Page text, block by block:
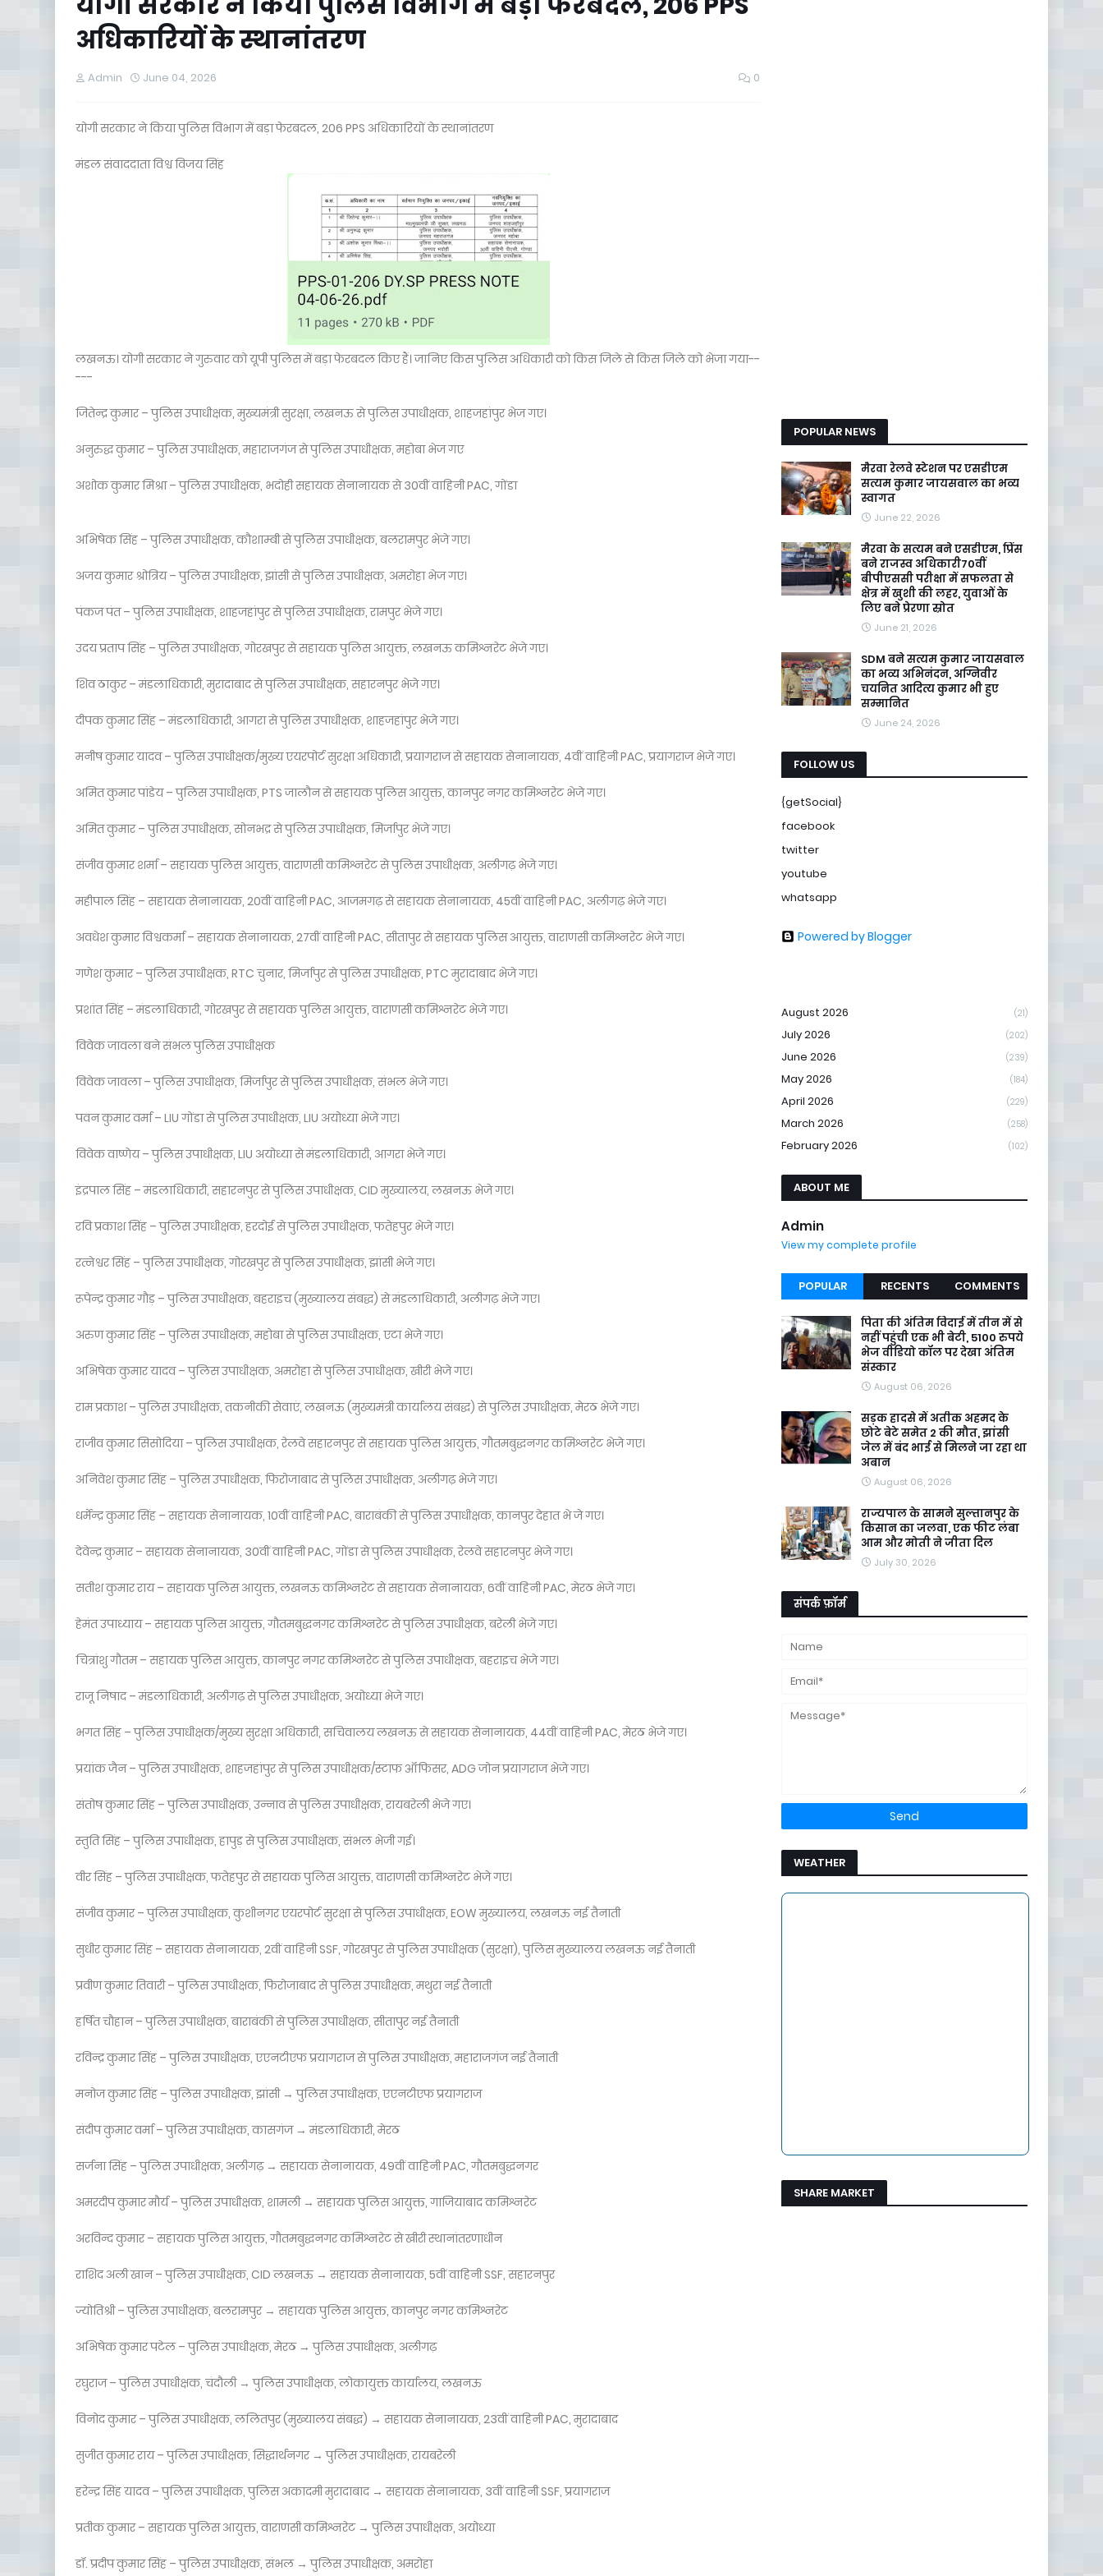
अधिकारियों के स्थानांतरण
Admin June 04, 2026 0
योगी सरकार ने किया पुलिस विभाग में बड़ा फेरबदल, 206 PPS अधिकारियों के स्थानांतरण
मंडल संवाददाता विश्व विजय सिंह
लखनऊ। योगी सरकार ने गुरुवार को यूपी पुलिस में बड़ा फेरबदल किए हैं। जानिए किस पुलिस अधिकारी को किस जिले से किस जिले को भेजा गया--
---
जितेन्द्र कुमार – पुलिस उपाधीक्षक, मुख्यमंत्री सुरक्षा, लखनऊ से पुलिस उपाधीक्षक, शाहजहांपुर भेज गए।
अनुरुद्ध कुमार – पुलिस उपाधीक्षक, महाराजगंज से पुलिस उपाधीक्षक, महोबा भेज गए
अशोक कुमार मिश्रा – पुलिस उपाधीक्षक, भदोही सहायक सेनानायक से 30वीं वाहिनी PAC, गोंडा
अभिषेक सिंह – पुलिस उपाधीक्षक, कौशाम्बी से पुलिस उपाधीक्षक, बलरामपुर भेजे गए।
अजय कुमार श्रोत्रिय – पुलिस उपाधीक्षक, झांसी से पुलिस उपाधीक्षक, अमरोहा भेज गए।
पंकज पंत – पुलिस उपाधीक्षक, शाहजहांपुर से पुलिस उपाधीक्षक, रामपुर भेजे गए।
उदय प्रताप सिंह – पुलिस उपाधीक्षक, गोरखपुर से सहायक पुलिस आयुक्त, लखनऊ कमिश्नरेट भेजे गए।
शिव ठाकुर – मंडलाधिकारी, मुरादाबाद से पुलिस उपाधीक्षक, सहारनपुर भेजे गए।
दीपक कुमार सिंह – मंडलाधिकारी, आगरा से पुलिस उपाधीक्षक, शाहजहांपुर भेजे गए।
मनीष कुमार यादव – पुलिस उपाधीक्षक/मुख्य एयरपोर्ट सुरक्षा अधिकारी, प्रयागराज से सहायक सेनानायक, 4वीं वाहिनी PAC, प्रयागराज भेजे गए।
अमित कुमार पांडेय – पुलिस उपाधीक्षक, PTS जालौन से सहायक पुलिस आयुक्त, कानपुर नगर कमिश्नरेट भेजे गए।
अमित कुमार – पुलिस उपाधीक्षक, सोनभद्र से पुलिस उपाधीक्षक, मिर्जापुर भेजे गए।
संजीव कुमार शर्मा – सहायक पुलिस आयुक्त, वाराणसी कमिश्नरेट से पुलिस उपाधीक्षक, अलीगढ़ भेजे गए।
महीपाल सिंह – सहायक सेनानायक, 20वीं वाहिनी PAC, आजमगढ़ से सहायक सेनानायक, 45वीं वाहिनी PAC, अलीगढ़ भेजे गए।
अवधेश कुमार विश्वकर्मा – सहायक सेनानायक, 27वीं वाहिनी PAC, सीतापुर से सहायक पुलिस आयुक्त, वाराणसी कमिश्नरेट भेजे गए।
गणेश कुमार – पुलिस उपाधीक्षक, RTC चुनार, मिर्जापुर से पुलिस उपाधीक्षक, PTC मुरादाबाद भेजे गए।
प्रशांत सिंह – मंडलाधिकारी, गोरखपुर से सहायक पुलिस आयुक्त, वाराणसी कमिश्नरेट भेजे गए।
विवेक जावला बने संभल पुलिस उपाधीक्षक
विवेक जावला – पुलिस उपाधीक्षक, मिर्जापुर से पुलिस उपाधीक्षक, संभल भेजे गए।
पवन कुमार वर्मा – LIU गोंडा से पुलिस उपाधीक्षक, LIU अयोध्या भेजे गए।
विवेक वाष्णेय – पुलिस उपाधीक्षक, LIU अयोध्या से मंडलाधिकारी, आगरा भेजे गए।
इंद्रपाल सिंह – मंडलाधिकारी, सहारनपुर से पुलिस उपाधीक्षक, CID मुख्यालय, लखनऊ भेजे गए।
रवि प्रकाश सिंह – पुलिस उपाधीक्षक, हरदोई से पुलिस उपाधीक्षक, फतेहपुर भेजे गए।
रत्नेश्वर सिंह – पुलिस उपाधीक्षक, गोरखपुर से पुलिस उपाधीक्षक, झांसी भेजे गए।
रूपेन्द्र कुमार गौड़ – पुलिस उपाधीक्षक, बहराइच (मुख्यालय संबद्ध) से मंडलाधिकारी, अलीगढ़ भेजे गए।
अरुण कुमार सिंह – पुलिस उपाधीक्षक, महोबा से पुलिस उपाधीक्षक, एटा भेजे गए।
अभिषेक कुमार यादव – पुलिस उपाधीक्षक, अमरोहा से पुलिस उपाधीक्षक, खीरी भेजे गए।
राम प्रकाश – पुलिस उपाधीक्षक, तकनीकी सेवाएं, लखनऊ (मुख्यमंत्री कार्यालय संबद्ध) से पुलिस उपाधीक्षक, मेरठ भेजे गए।
राजीव कुमार सिसोदिया – पुलिस उपाधीक्षक, रेलवे सहारनपुर से सहायक पुलिस आयुक्त, गौतमबुद्धनगर कमिश्नरेट भेजे गए।
अनिवेश कुमार सिंह – पुलिस उपाधीक्षक, फिरोजाबाद से पुलिस उपाधीक्षक, अलीगढ़ भेजे गए।
धर्मेन्द्र कुमार सिंह – सहायक सेनानायक, 10वीं वाहिनी PAC, बाराबंकी से पुलिस उपाधीक्षक, कानपुर देहात भे जे गए।
देवेन्द्र कुमार – सहायक सेनानायक, 30वीं वाहिनी PAC, गोंडा से पुलिस उपाधीक्षक, रेलवे सहारनपुर भेजे गए।
सतीश कुमार राय – सहायक पुलिस आयुक्त, लखनऊ कमिश्नरेट से सहायक सेनानायक, 6वीं वाहिनी PAC, मेरठ भेजे गए।
हेमंत उपाध्याय – सहायक पुलिस आयुक्त, गौतमबुद्धनगर कमिश्नरेट से पुलिस उपाधीक्षक, बरेली भेजे गए।
चित्रांशु गौतम – सहायक पुलिस आयुक्त, कानपुर नगर कमिश्नरेट से पुलिस उपाधीक्षक, बहराइच भेजे गए।
राजू निषाद – मंडलाधिकारी, अलीगढ़ से पुलिस उपाधीक्षक, अयोध्या भेजे गए।
भगत सिंह – पुलिस उपाधीक्षक/मुख्य सुरक्षा अधिकारी, सचिवालय लखनऊ से सहायक सेनानायक, 44वीं वाहिनी PAC, मेरठ भेजे गए।
प्रयांक जैन – पुलिस उपाधीक्षक, शाहजहांपुर से पुलिस उपाधीक्षक/स्टाफ ऑफिसर, ADG जोन प्रयागराज भेजे गए।
संतोष कुमार सिंह – पुलिस उपाधीक्षक, उन्नाव से पुलिस उपाधीक्षक, रायबरेली भेजे गए।
स्तुति सिंह – पुलिस उपाधीक्षक, हापुड़ से पुलिस उपाधीक्षक, संभल भेजी गई।
वीर सिंह – पुलिस उपाधीक्षक, फतेहपुर से सहायक पुलिस आयुक्त, वाराणसी कमिश्नरेट भेजे गए।
संजीव कुमार – पुलिस उपाधीक्षक, कुशीनगर एयरपोर्ट सुरक्षा से पुलिस उपाधीक्षक, EOW मुख्यालय, लखनऊ नई तैनाती
सुधीर कुमार सिंह – सहायक सेनानायक, 2वीं वाहिनी SSF, गोरखपुर से पुलिस उपाधीक्षक (सुरक्षा), पुलिस मुख्यालय लखनऊ नई तैनाती
प्रवीण कुमार तिवारी – पुलिस उपाधीक्षक, फिरोजाबाद से पुलिस उपाधीक्षक, मथुरा नई तैनाती
हर्षित चौहान – पुलिस उपाधीक्षक, बाराबंकी से पुलिस उपाधीक्षक, सीतापुर नई तैनाती
रविन्द्र कुमार सिंह – पुलिस उपाधीक्षक, एएनटीएफ प्रयागराज से पुलिस उपाधीक्षक, महाराजगंज नई तैनाती
मनोज कुमार सिंह – पुलिस उपाधीक्षक, झांसी → पुलिस उपाधीक्षक, एएनटीएफ प्रयागराज
संदीप कुमार वर्मा – पुलिस उपाधीक्षक, कासगंज → मंडलाधिकारी, मेरठ
सर्जना सिंह – पुलिस उपाधीक्षक, अलीगढ़ → सहायक सेनानायक, 49वीं वाहिनी PAC, गौतमबुद्धनगर
अमरदीप कुमार मौर्य – पुलिस उपाधीक्षक, शामली → सहायक पुलिस आयुक्त, गाजियाबाद कमिश्नरेट
अरविन्द कुमार – सहायक पुलिस आयुक्त, गौतमबुद्धनगर कमिश्नरेट से खीरी स्थानांतरणाधीन
राशिद अली खान – पुलिस उपाधीक्षक, CID लखनऊ → सहायक सेनानायक, 5वीं वाहिनी SSF, सहारनपुर
ज्योतिश्री – पुलिस उपाधीक्षक, बलरामपुर → सहायक पुलिस आयुक्त, कानपुर नगर कमिश्नरेट
अभिषेक कुमार पटेल – पुलिस उपाधीक्षक, मेरठ → पुलिस उपाधीक्षक, अलीगढ़
रघुराज – पुलिस उपाधीक्षक, चंदौली → पुलिस उपाधीक्षक, लोकायुक्त कार्यालय, लखनऊ
विनोद कुमार – पुलिस उपाधीक्षक, ललितपुर (मुख्यालय संबद्ध) → सहायक सेनानायक, 23वीं वाहिनी PAC, मुरादाबाद
सुजीत कुमार राय – पुलिस उपाधीक्षक, सिद्धार्थनगर → पुलिस उपाधीक्षक, रायबरेली
हरेन्द्र सिंह यादव – पुलिस उपाधीक्षक, पुलिस अकादमी मुरादाबाद → सहायक सेनानायक, 3वीं वाहिनी SSF, प्रयागराज
प्रतीक कुमार – सहायक पुलिस आयुक्त, वाराणसी कमिश्नरेट → पुलिस उपाधीक्षक, अयोध्या
डॉ. प्रदीप कुमार सिंह – पुलिस उपाधीक्षक, संभल → पुलिस उपाधीक्षक, अमरोहा
POPULAR NEWS
मैरवा रेलवे स्टेशन पर एसडीएम
सत्यम कुमार जायसवाल का भव्य
स्वागत
June 22, 2026
मैरवा के सत्यम बने एसडीएम, प्रिंस
बने राजस्व अधिकारी70वीं
बीपीएससी परीक्षा में सफलता से
क्षेत्र में खुशी की लहर, युवाओं के
लिए बने प्रेरणा स्रोत
June 21, 2026
SDM बने सत्यम कुमार जायसवाल
का भव्य अभिनंदन, अग्निवीर
चयनित आदित्य कुमार भी हुए
सम्मानित
June 24, 2026
FOLLOW US
{getSocial}
facebook
twitter
youtube
whatsapp
Powered by Blogger
August 2026 (21)
July 2026 (202)
June 2026 (239)
May 2026 (184)
April 2026 (229)
March 2026 (258)
February 2026 (102)
ABOUT ME
Admin
View my complete profile
POPULAR RECENTS COMMENTS
पिता की अंतिम विदाई में तीन में से
नहीं पहुंची एक भी बेटी, 5100 रुपये
भेज वीडियो कॉल पर देखा अंतिम
संस्कार
August 06, 2026
सड़क हादसे में अतीक अहमद के
छोटे बेटे समेत 2 की मौत, झांसी
जेल में बंद भाई से मिलने जा रहा था
अबान
August 06, 2026
राज्यपाल के सामने सुल्तानपुर के
किसान का जलवा, एक फीट लंबा
आम और मोती ने जीता दिल
July 30, 2026
संपर्क फ़ॉर्म
WEATHER
SHARE MARKET